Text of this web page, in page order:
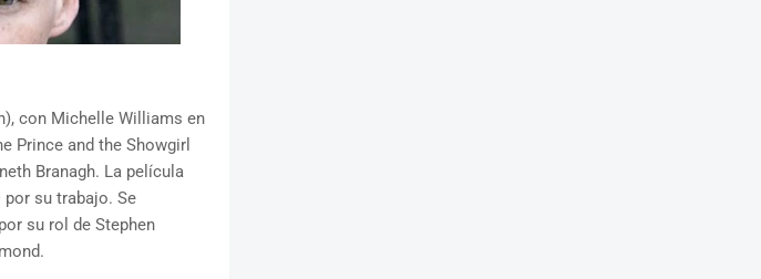
con Michelle Williams en
Prince and the Showgirl
Branagh. La película
su trabajo. Se
su rol de Stephen